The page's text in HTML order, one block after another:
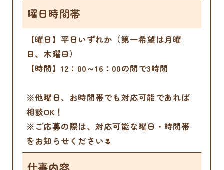
曜日時間帯
【曜日】平日いずれか（第一希望は月曜
日、木曜日）
【時間】12：00～16：00の間で3時間
※他曜日、お時間帯でも対応可能であれば
相談OK！
※ご応募の際は、対応可能な曜日・時間帯
をお知らせください🌷